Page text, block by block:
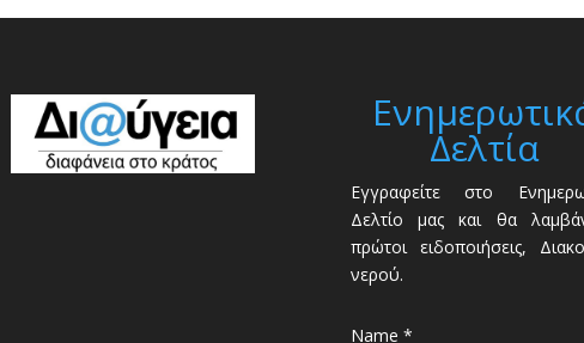
Δελτία
Εγγραφείτε στο
Δελτίο μας και θα
πρώτοι ειδοποιήσεις,
νερού.
Name *